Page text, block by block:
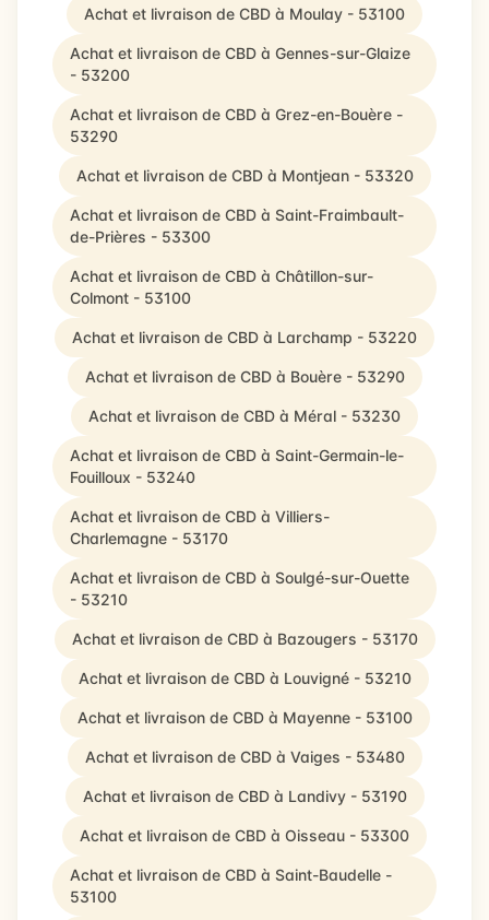
Achat et livraison de CBD à Moulay - 53100
Achat et livraison de CBD à Gennes-sur-Glaize
- 53200
Achat et livraison de CBD à Grez-en-Bouère -
53290
Achat et livraison de CBD à Montjean - 53320
Achat et livraison de CBD à Saint-Fraimbault-
de-Prières - 53300
Achat et livraison de CBD à Châtillon-sur-
Colmont - 53100
Achat et livraison de CBD à Larchamp - 53220
Achat et livraison de CBD à Bouère - 53290
Achat et livraison de CBD à Méral - 53230
Achat et livraison de CBD à Saint-Germain-le-
Fouilloux - 53240
Achat et livraison de CBD à Villiers-
Charlemagne - 53170
Achat et livraison de CBD à Soulgé-sur-Ouette
- 53210
Achat et livraison de CBD à Bazougers - 53170
Achat et livraison de CBD à Louvigné - 53210
Achat et livraison de CBD à Mayenne - 53100
Achat et livraison de CBD à Vaiges - 53480
Achat et livraison de CBD à Landivy - 53190
Achat et livraison de CBD à Oisseau - 53300
Achat et livraison de CBD à Saint-Baudelle -
53100